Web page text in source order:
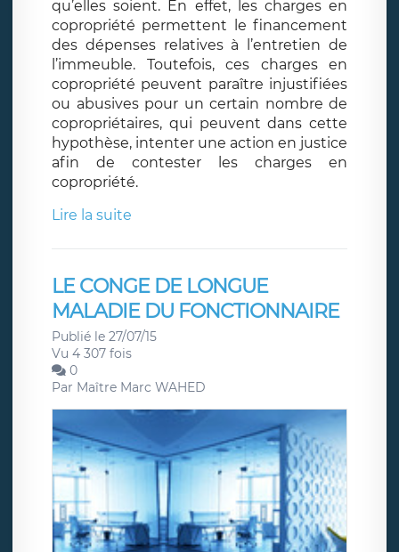
qu’elles soient. En effet, les charges en
copropriété permettent le financement
des dépenses relatives à l’entretien de
l’immeuble. Toutefois, ces charges en
copropriété peuvent paraître injustifiées
ou abusives pour un certain nombre de
copropriétaires, qui peuvent dans cette
hypothèse, intenter une action en justice
afin de contester les charges en
copropriété.
Lire la suite
LE CONGE DE LONGUE
MALADIE DU FONCTIONNAIRE
Publié le 27/07/15
Vu 4 307 fois
0
Par Maître Marc WAHED